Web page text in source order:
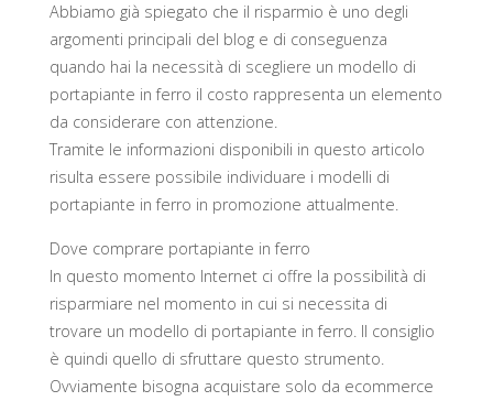
Abbiamo già spiegato che il risparmio è uno degli
argomenti principali del blog e di conseguenza
quando hai la necessità di scegliere un modello di
portapiante in ferro il costo rappresenta un elemento
da considerare con attenzione.
Tramite le informazioni disponibili in questo articolo
risulta essere possibile individuare i modelli di
portapiante in ferro in promozione attualmente.
Dove comprare portapiante in ferro
In questo momento Internet ci offre la possibilità di
risparmiare nel momento in cui si necessita di
trovare un modello di portapiante in ferro. Il consiglio
è quindi quello di sfruttare questo strumento.
Ovviamente bisogna acquistare solo da ecommerce